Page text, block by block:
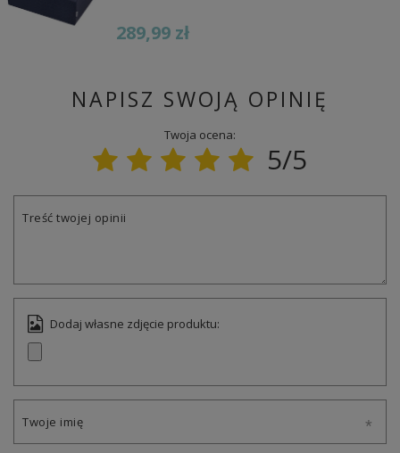
289,99 zł
NAPISZ SWOJĄ OPINIĘ
Twoja ocena:
5/5
Treść twojej opinii
Dodaj własne zdjęcie produktu:
Twoje imię